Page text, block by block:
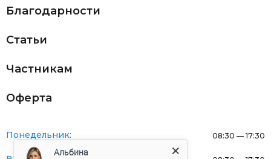
Благодарности
Статьи
Частникам
Оферта
Понедельник: 08:30 — 17:30
Альбина